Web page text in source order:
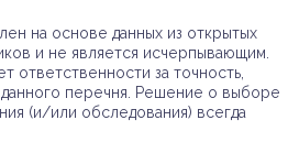
на основе данных из открытых
и не является исчерпывающим.
ответственности за точность,
данного перечня. Решение о выборе
(и/или обследования) всегда